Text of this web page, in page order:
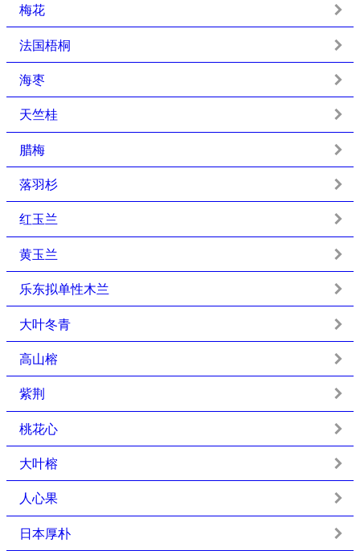
梅花
法国梧桐
海枣
天竺桂
腊梅
落羽杉
红玉兰
黄玉兰
乐东拟单性木兰
大叶冬青
高山榕
紫荆
桃花心
大叶榕
人心果
日本厚朴